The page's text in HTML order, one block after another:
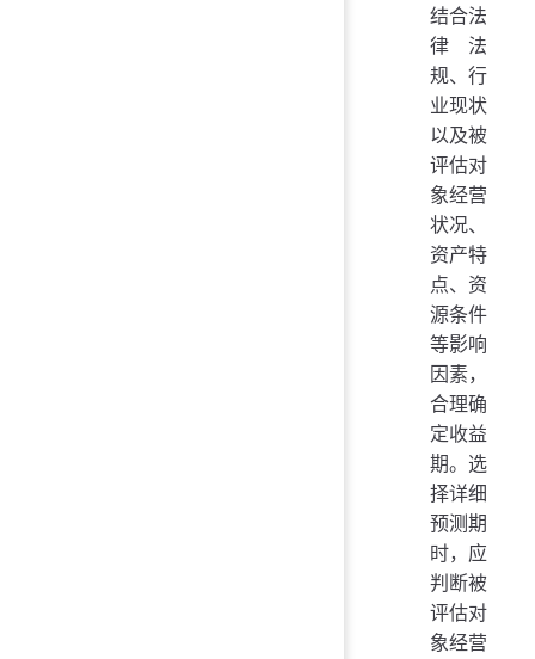
结合法
律法
规、行
业现状
以及被
评估对
象经营
状况、
资产特
点、资
源条件
等影响
因素，
合理确
定收益
期。选
择详细
预测期
时，应
判断被
评估对
象经营